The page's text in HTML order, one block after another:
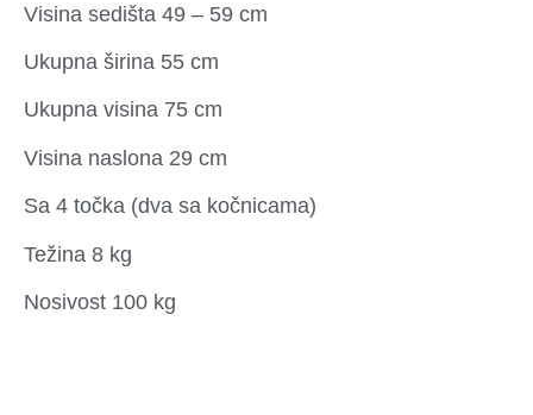
Visina sedišta 49 – 59 cm
Ukupna širina 55 cm
Ukupna visina 75 cm
Visina naslona 29 cm
Sa 4 točka (dva sa kočnicama)
Težina 8 kg
Nosivost 100 kg